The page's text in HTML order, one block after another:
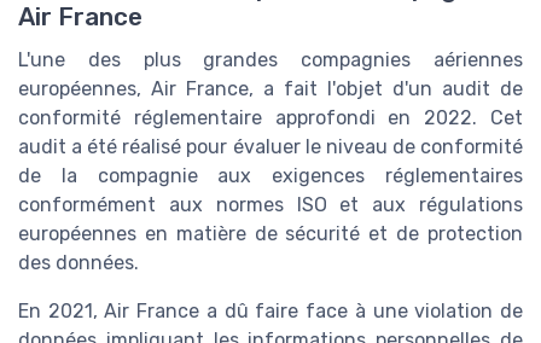
Air France
L'une des plus grandes compagnies aériennes
européennes, Air France, a fait l'objet d'un audit de
conformité réglementaire approfondi en 2022. Cet
audit a été réalisé pour évaluer le niveau de conformité
de la compagnie aux exigences réglementaires
conformément aux normes ISO et aux régulations
européennes en matière de sécurité et de protection
des données.
En 2021, Air France a dû faire face à une violation de